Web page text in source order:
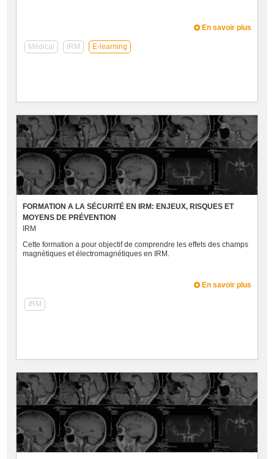
En savoir plus
Médical IRM E-learning
FORMATION A LA SÉCURITÉ EN IRM: ENJEUX, RISQUES ET
MOYENS DE PRÉVENTION
IRM
Cette formation a pour objectif de comprendre les effets des champs
magnétiques et électromagnétiques en IRM.
En savoir plus
IRM